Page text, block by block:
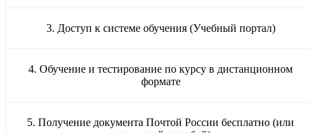
3. Доступ к системе обучения (Учебный портал)
4. Обучение и тестирование по курсу в дистанционном
формате
5. Получение документа Почтой России бесплатно (или